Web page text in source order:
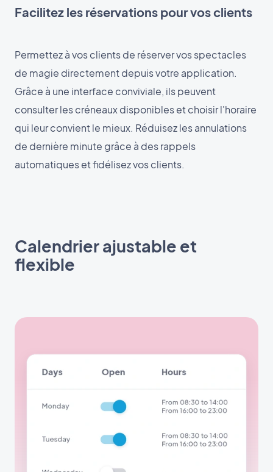
Facilitez les réservations pour vos clients
Permettez à vos clients de réserver vos spectacles
de magie directement depuis votre application.
Grâce à une interface conviviale, ils peuvent
consulter les créneaux disponibles et choisir l'horaire
qui leur convient le mieux. Réduisez les annulations
de dernière minute grâce à des rappels
automatiques et fidélisez vos clients.
Calendrier ajustable et
flexible